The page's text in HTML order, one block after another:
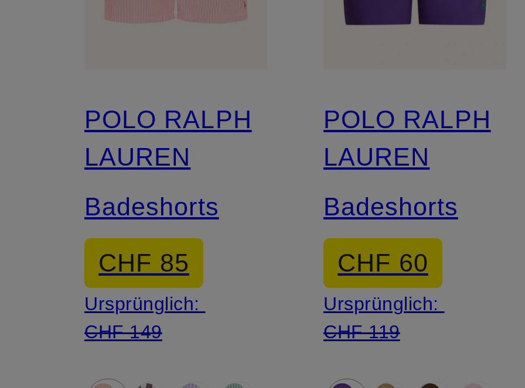
POLO RALPH
LAUREN
Badeshorts
CHF 85
Ursprünglich:
CHF 149
POLO RALPH
LAUREN
Badeshorts
CHF 60
Ursprünglich:
CHF 119